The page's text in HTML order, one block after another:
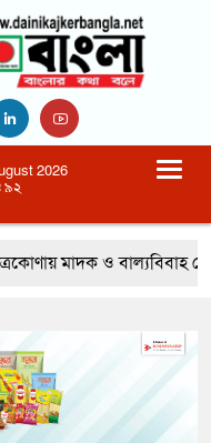
2026
৯২
মাদক ও বাল্যবিবাহ কে লাল